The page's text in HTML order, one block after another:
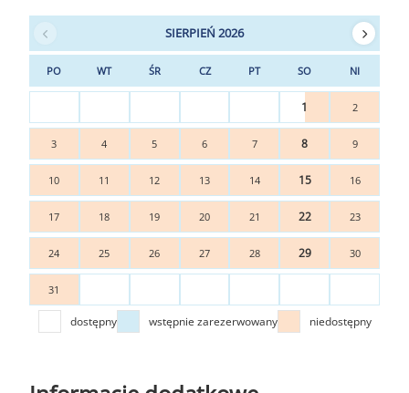
SIERPIEŃ 2026
PO WT ŚR CZ PT SO NI
1 2
3 4 5 6 7 8 9
10 11 12 13 14 15 16
17 18 19 20 21 22 23
24 25 26 27 28 29 30
31
dostępny wstępnie zarezerwowany niedostępny